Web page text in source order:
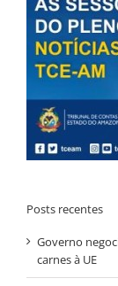
Posts recentes
Governo
carnes à UE